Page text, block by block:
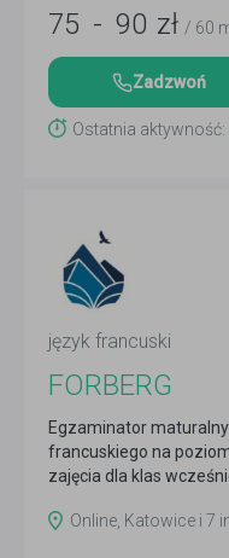
75 - 90 zł / 60
Zadzwoń
Ostatnia aktywność:
język francuski
FORBERG
Egzaminator
francuskiego na
zajęcia dla klas
Online, Katowice i 7